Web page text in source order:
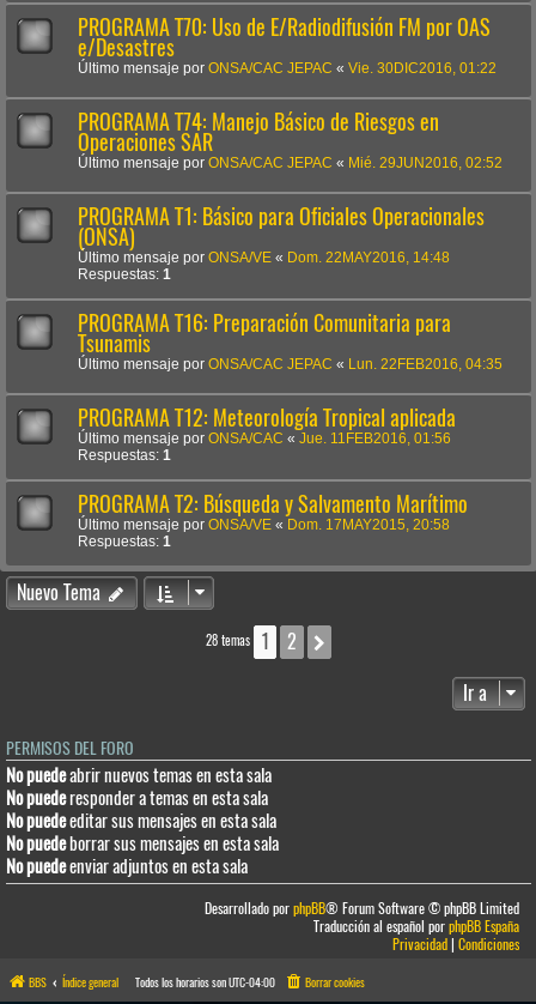
PROGRAMA T70: Uso de E/Radiodifusión FM por OAS
e/Desastres
Último mensaje por ONSA/CAC JEPAC « Vie. 30DIC2016, 01:22
PROGRAMA T74: Manejo Básico de Riesgos en
Operaciones SAR
Último mensaje por ONSA/CAC JEPAC « Mié. 29JUN2016, 02:52
PROGRAMA T1: Básico para Oficiales Operacionales
(ONSA)
Último mensaje por ONSA/VE « Dom. 22MAY2016, 14:48
Respuestas: 1
PROGRAMA T16: Preparación Comunitaria para
Tsunamis
Último mensaje por ONSA/CAC JEPAC « Lun. 22FEB2016, 04:35
PROGRAMA T12: Meteorología Tropical aplicada
Último mensaje por ONSA/CAC « Jue. 11FEB2016, 01:56
Respuestas: 1
PROGRAMA T2: Búsqueda y Salvamento Marítimo
Último mensaje por ONSA/VE « Dom. 17MAY2015, 20:58
Respuestas: 1
Nuevo Tema
28 temas 1 2
Ir a
PERMISOS DEL FORO
No puedeabrir nuevos temas en esta sala
No puederesponder a temas en esta sala
No puedeeditar sus mensajes en esta sala
No puedeborrar sus mensajes en esta sala
No puedeenviar adjuntos en esta sala
Desarrollado porphpBB® Forum Software © phpBB Limited
Traducción al español porphpBB España
Privacidad|Condiciones
BBS Índice general Todos los horarios sonUTC-04:00 Borrar cookies